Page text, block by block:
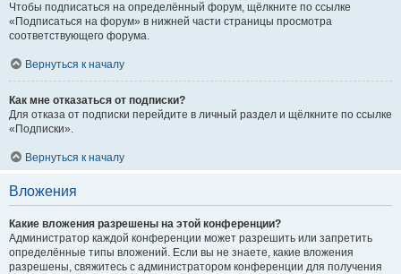
Чтобы подписаться на определённый форум, щёлкните по ссылке
«Подписаться на форум» в нижней части страницы просмотра
соответствующего форума.
Вернуться к началу
Как мне отказаться от подписки?
Для отказа от подписки перейдите в личный раздел и щёлкните по ссылке
«Подписки».
Вернуться к началу
Вложения
Какие вложения разрешены на этой конференции?
Администратор каждой конференции может разрешить или запретить
определённые типы вложений. Если вы не знаете, какие вложения
разрешены, свяжитесь с администратором конференции для получения